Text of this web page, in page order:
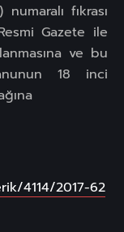
fıkrası
Gazete ile
ve bu
18 inci
4114/2017-62